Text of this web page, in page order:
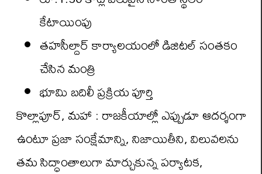
కేటాయింపు
తహసీల్దార్‌ కార్యాలయంలో డిజిటల్‌ సంతకం
చేసిన మంత్రి
భూమి బదిలీ ప్రక్రియ పూర్తి
కొల్లాపూర్, మహా : రాజకీయాల్లో ఎప్పుడూ ఆదర్శంగా
ఉంటూ ప్రజా సంక్షేమాన్ని, నిజాయితీని, విలువలను
తమ సిద్ధాంతాలుగా మార్చుకున్న ప‌ర్యాట‌క‌,